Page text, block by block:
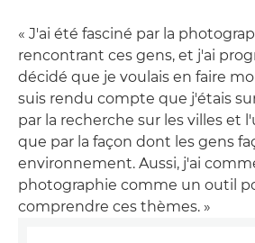
« J'ai été fasciné par la
rencontrant ces gens, et j'ai
décidé que je voulais en faire
suis rendu compte que j'étais
par la recherche sur les villes et
que par la façon dont les gens
environnement. Aussi, j'ai
photographie comme un outil
comprendre ces thèmes. »